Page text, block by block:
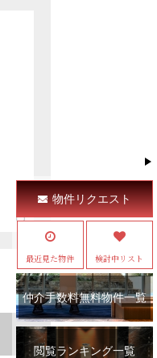
物件リクエスト
最近見た物件 検討中リスト
仲介手数料無料物件一覧
閲覧ランキング一覧